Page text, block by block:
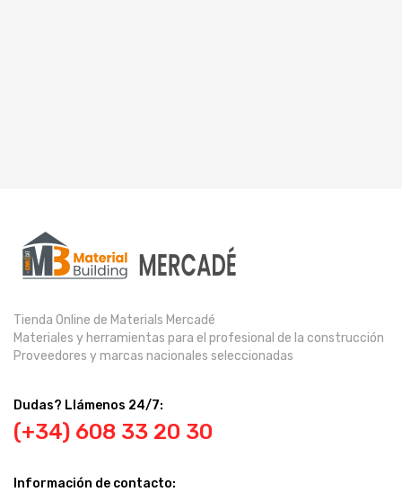
Tienda Online de Materials Mercadé
Materiales y herramientas para el profesional de la construcción
Proveedores y marcas nacionales seleccionadas
Dudas? Llámenos 24/7:
(+34) 608 33 20 30
Información de contacto: